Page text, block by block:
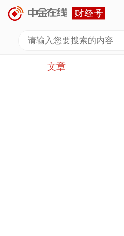
文章